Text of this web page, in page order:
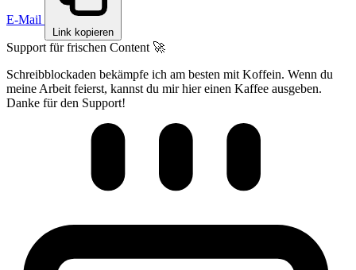
E-Mail
Link kopieren
Support für frischen Content 🚀
Schreibblockaden bekämpfe ich am besten mit Koffein. Wenn du
meine Arbeit feierst, kannst du mir hier einen Kaffee ausgeben.
Danke für den Support!